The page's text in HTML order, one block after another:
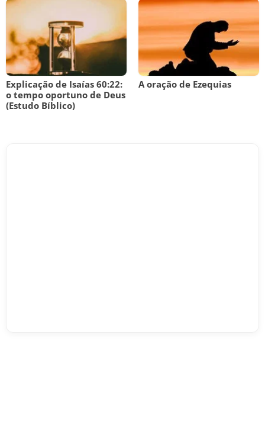
Explicação de Isaías 60:22:
o tempo oportuno de Deus
(Estudo Bíblico)
A oração de Ezequias